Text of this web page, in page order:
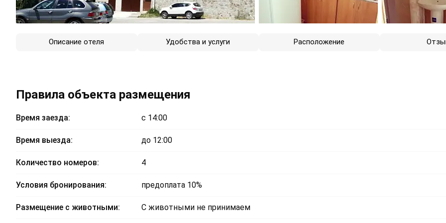
Описание отеля Удобства и услуги Расположение
Правила объекта размещения
Время заезда: с 14:00
Время выезда: до 12:00
Количество номеров: 4
Условия бронирования: предоплата 10%
Размещение с животными: С животными не принимаем